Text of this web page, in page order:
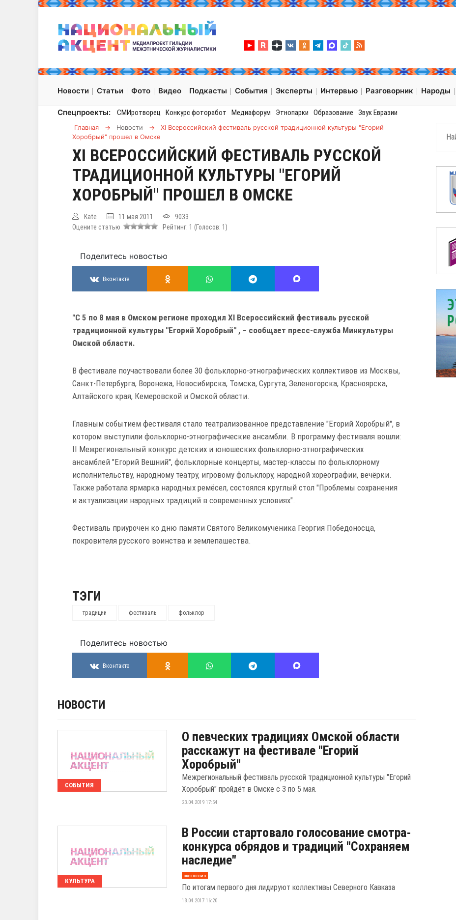
Новости Статьи Фото Видео Подкасты События Эксперты Интервью Разговорник Народы
Спецпроекты: СМИротворец Конкурс фоторабот Медиафорум Этнопарки Образование Звук Евразии
Главная → Новости →
XI Всероссийский фестиваль русской традиционной культуры "Егорий
Хоробрый" прошел в Омске
XI ВСЕРОССИЙСКИЙ ФЕСТИВАЛЬ РУССКОЙ
ТРАДИЦИОННОЙ КУЛЬТУРЫ "ЕГОРИЙ
ХОРОБРЫЙ" ПРОШЕЛ В ОМСКЕ
Kate 11 мая 2011
9033
Оцените статью
Рейтинг: 1 (Голосов: 1 )
Поделитесь новостью
Вконтакте
"С 5 по 8 мая в Омском регионе проходил XI Всероссийский фестиваль русской
традиционной культуры "Егорий Хоробрый" , – сообщает пресс-служба Минкультуры
Омской области.
В фестивале поучаствовали более 30 фольклорно-этнографических коллективов из Москвы,
Санкт-Петербурга, Воронежа, Новосибирска, Томска, Сургута, Зеленогорска, Красноярска,
Алтайского края, Кемеровской и Омской области.
Главным событием фестиваля стало театрализованное представление "Егорий Хоробрый", в
котором выступили фольклорно-этнографические ансамбли. В программу фестиваля вошли:
II Межрегиональный конкурс детских и юношеских фольклорно-этнографических
ансамблей "Егорий Вешний", фольклорные концерты, мастер-классы по фольклорному
исполнительству, народному театру, игровому фольклору, народной хореографии, вечёрки.
Также работала ярмарка народных ремёсел, состоялся круглый стол "Проблемы сохранения
и актуализации народных традиций в современных условиях".
Фестиваль приурочен ко дню памяти Святого Великомученика Георгия Победоносца,
покровителя русского воинства и землепашества.
ТЭГИ
традиции фестиваль фольклор
Поделитесь новостью
Вконтакте
НОВОСТИ
СОБЫТИЯ
О певческих традициях Омской области
расскажут на фестивале "Егорий
Хоробрый"
Межрегиональный фестиваль русской традиционной культуры "Егорий
Хоробрый" пройдёт в Омске с 3 по 5 мая.
23.04.2019 17:54
КУЛЬТУРА
В России стартовало голосование смотра-
конкурса обрядов и традиций "Сохраняем
наследие"
эксклюзив
По итогам первого дня лидируют коллективы Северного Кавказа
18.04.2017 16:20